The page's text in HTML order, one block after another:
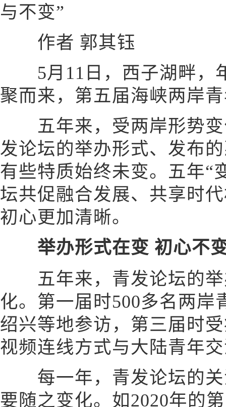
与不变”
作者 郭其钰
5月11日，西子湖畔，
聚而来，第五届海峡两岸
五年来，受两岸形势变
发论坛的举办形式、发布
有些特质始终未变。五年“
坛共促融合发展、共享时
初心更加清晰。
举办形式在变 初心不
五年来，青发论坛的举
化。第一届时500多名两岸
绍兴等地参访，第三届时
视频连线方式与大陆青年
每一年，青发论坛的关
要随之变化。如2020年的